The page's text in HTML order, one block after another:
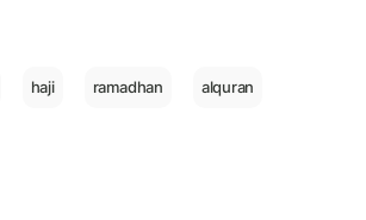
haji ramadhan alquran